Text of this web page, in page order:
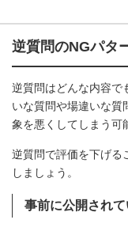
逆質問のNGパタ
逆質問はどんな内容で
いな質問や場違いな質
象を悪くしてしまう可
逆質問で評価を下げる
しましょう。
事前に公開され